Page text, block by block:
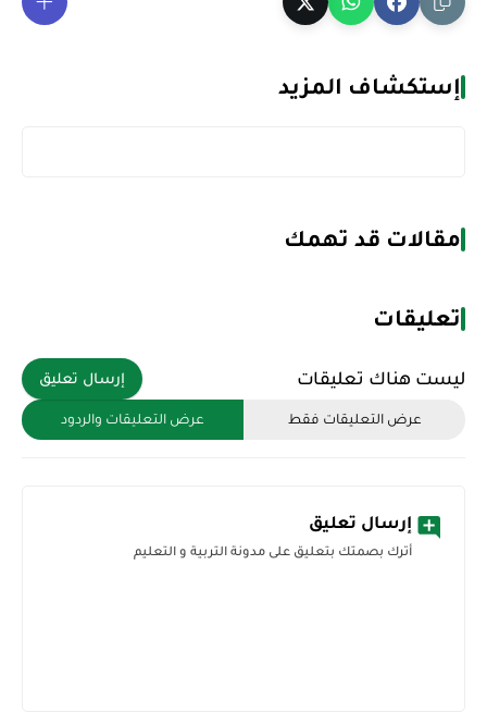
إستكشاف المزيد
مقالات قد تهمك
تعليقات
ليست هناك تعليقات إرسال تعليق
عرض التعليقات فقط عرض التعليقات والردود
إرسال تعليق
أترك بصمتك بتعليق على مدونة التربية و التعليم